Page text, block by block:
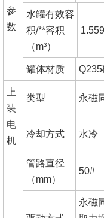
参
数
水罐有效容
积/**容积
（m³）
罐体材质 Q235
上
装
电
机
类型 永磁
冷却方式 水冷
管路直径
（mm）
50#
永磁